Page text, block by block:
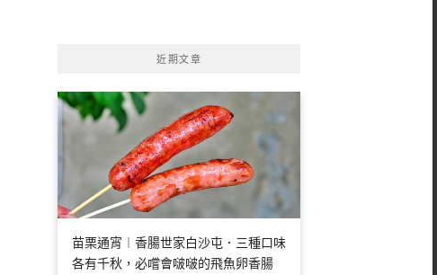
近期文章
苗栗通宵︱香腸世家白沙屯．三種口味
各有千秋，必嚐會啵啵的飛魚卵香腸